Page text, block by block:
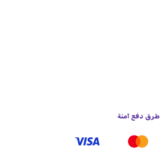
طرق دفع آمنة